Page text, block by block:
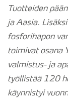
Tuotteiden
ja Aasia.
fosforihapon
toimivat osana
valmistus- ja
työllistää 120
käynnistyi